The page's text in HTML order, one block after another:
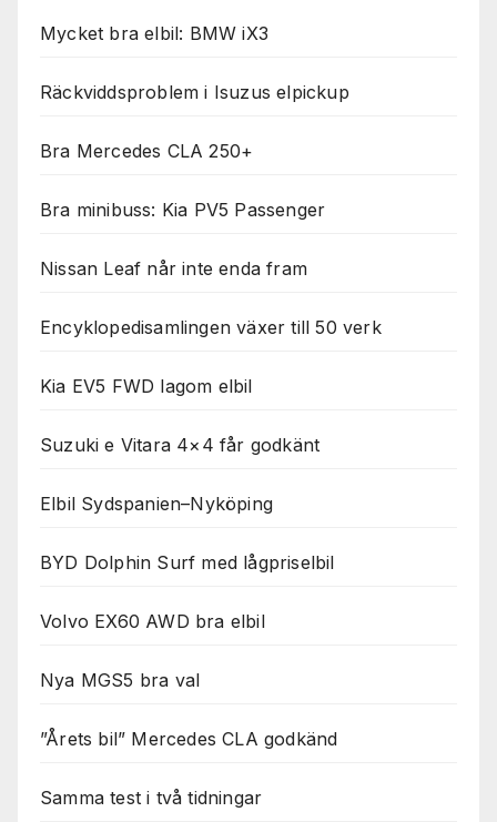
Mycket bra elbil: BMW iX3
Räckviddsproblem i Isuzus elpickup
Bra Mercedes CLA 250+
Bra minibuss: Kia PV5 Passenger
Nissan Leaf når inte enda fram
Encyklopedisamlingen växer till 50 verk
Kia EV5 FWD lagom elbil
Suzuki e Vitara 4×4 får godkänt
Elbil Sydspanien–Nyköping
BYD Dolphin Surf med lågpriselbil
Volvo EX60 AWD bra elbil
Nya MGS5 bra val
”Årets bil” Mercedes CLA godkänd
Samma test i två tidningar